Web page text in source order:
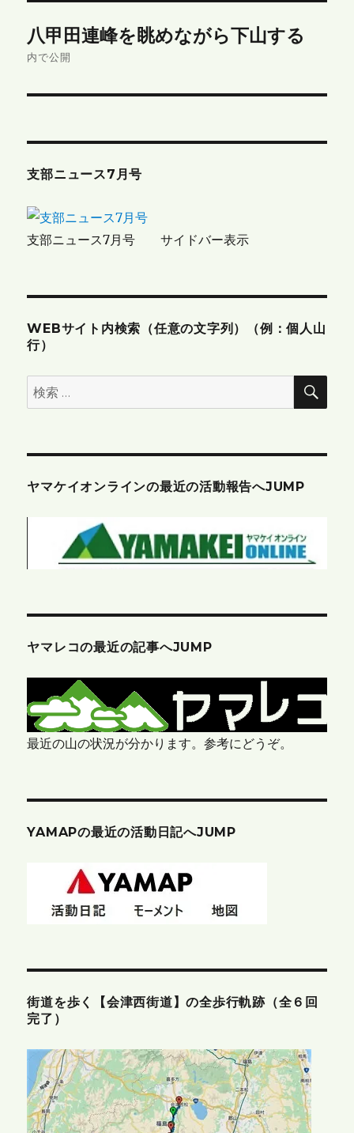
稿
ゲ
ー
シ
ョ
八甲田連峰を眺めながら下山する
内で公開
支部ニュース7月号
支部ニュース7月号 サイドバー表示
WEBサイト内検索（任意の文字列）（例：個人山
行）
検
索:
検
ヤマケイオンラインの最近の活動報告へJUMP
ヤマレコの最近の記事へJUMP
最近の山の状況が分かります。参考にどうぞ。
YAMAPの最近の活動日記へJUMP
街道を歩く【会津西街道】の全歩行軌跡（全６回
完了）